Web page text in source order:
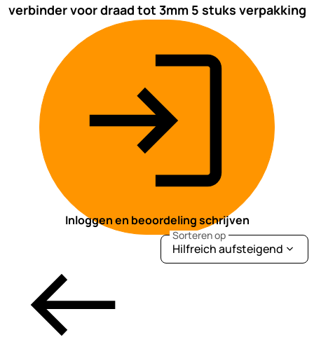
verbinder voor draad tot 3mm 5 stuks verpakking
Inloggen en beoordeling schrijven
Sorteren op
Hilfreich aufsteigend